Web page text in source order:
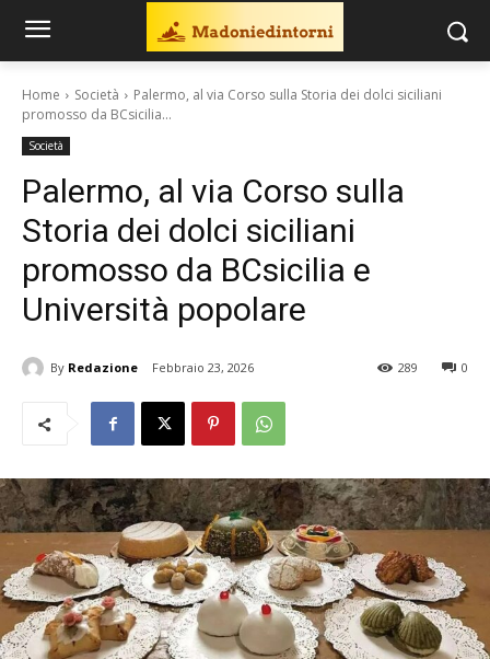
Home Società
Palermo, al via Corso sulla Storia dei dolci siciliani
promosso da BCsicilia...
Società
Palermo, al via Corso sulla
Storia dei dolci siciliani
promosso da BCsicilia e
Università popolare
By Redazione Febbraio 23, 2026 0
289